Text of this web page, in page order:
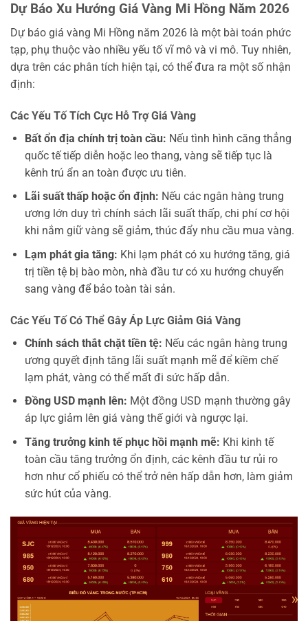
Dự Báo Xu Hướng Giá Vàng Mi Hồng Năm 2026
Dự báo giá vàng Mi Hồng năm 2026 là một bài toán phức
tạp, phụ thuộc vào nhiều yếu tố vĩ mô và vi mô. Tuy nhiên,
dựa trên các phân tích hiện tại, có thể đưa ra một số nhận
định:
Các Yếu Tố Tích Cực Hỗ Trợ Giá Vàng
Bất ổn địa chính trị toàn cầu: Nếu tình hình căng thẳng
quốc tế tiếp diễn hoặc leo thang, vàng sẽ tiếp tục là
kênh trú ẩn an toàn được ưu tiên.
Lãi suất thấp hoặc ổn định: Nếu các ngân hàng trung
ương lớn duy trì chính sách lãi suất thấp, chi phí cơ hội
khi nắm giữ vàng sẽ giảm, thúc đẩy nhu cầu mua vàng.
Lạm phát gia tăng: Khi lạm phát có xu hướng tăng, giá
trị tiền tệ bị bào mòn, nhà đầu tư có xu hướng chuyển
sang vàng để bảo toàn tài sản.
Các Yếu Tố Có Thể Gây Áp Lực Giảm Giá Vàng
Chính sách thắt chặt tiền tệ: Nếu các ngân hàng trung
ương quyết định tăng lãi suất mạnh mẽ để kiềm chế
lạm phát, vàng có thể mất đi sức hấp dẫn.
Đồng USD mạnh lên: Một đồng USD mạnh thường gây
áp lực giảm lên giá vàng thế giới và ngược lại.
Tăng trưởng kinh tế phục hồi mạnh mẽ: Khi kinh tế
toàn cầu tăng trưởng ổn định, các kênh đầu tư rủi ro
hơn như cổ phiếu có thể trở nên hấp dẫn hơn, làm giảm
sức hút của vàng.